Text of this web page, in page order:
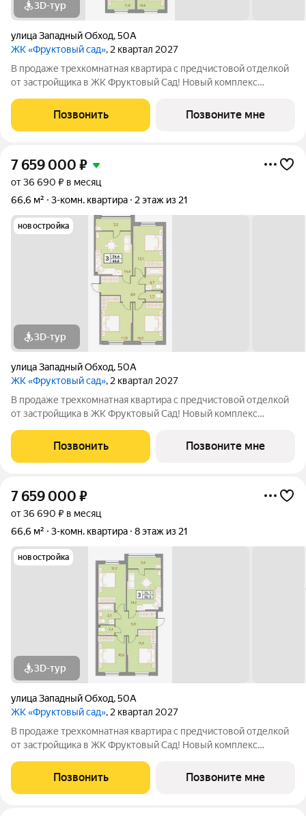
3D-тур
улица Западный Обход,50А
ЖК «Фруктовый сад», 2 квартал 2027
В продаже трехкомнатная квартира с предчистовой отделкой
от застройщика в ЖК Фруктовый Сад! Новый комплекс
Жилой комплекс Фруктовый Сад - это уютный жилой комплекс
с развитой инфраструктурой
Позвонить Позвоните мне
7 659 000 ₽
от 36 690 ₽ в месяц
66,6 м²
3-комн. квартира 2 этаж из 21
новостройка
3D-тур
улица Западный Обход,50А
ЖК «Фруктовый сад», 2 квартал 2027
В продаже трехкомнатная квартира с предчистовой отделкой
от застройщика в ЖК Фруктовый Сад! Новый комплекс
Жилой комплекс Фруктовый Сад - это уютный жилой комплекс
с развитой инфраструктурой
Позвонить Позвоните мне
7 659 000 ₽
от 36 690 ₽ в месяц
66,6 м²
3-комн. квартира 8 этаж из 21
новостройка
3D-тур
улица Западный Обход,50А
ЖК «Фруктовый сад», 2 квартал 2027
В продаже трехкомнатная квартира с предчистовой отделкой
от застройщика в ЖК Фруктовый Сад! Новый комплекс
Жилой комплекс Фруктовый Сад - это уютный жилой комплекс
с развитой инфраструктурой
Позвонить Позвоните мне